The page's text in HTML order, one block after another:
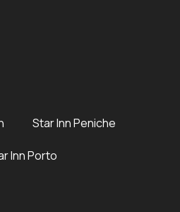
Star Inn Peniche
Inn Porto